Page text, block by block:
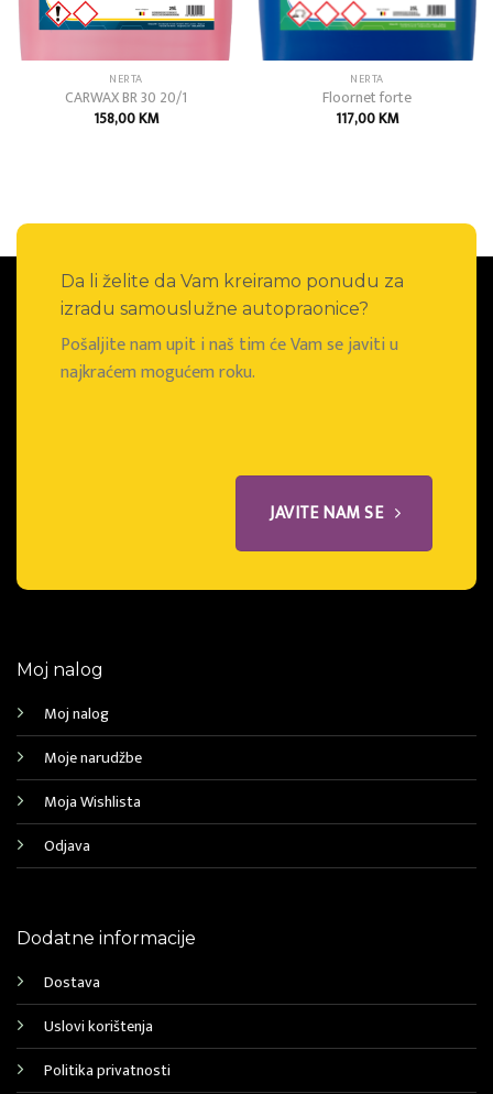
NERTA
CARWAX BR 30 20/1
158,00KM
NERTA
Floornet forte
117,00KM
Da li želite da Vam kreiramo ponudu za
izradu samouslužne autopraonice?
Pošaljite nam upit i naš tim će Vam se javiti u
najkraćem mogućem roku.
JAVITE NAM SE
Moj nalog
Moj nalog
Moje narudžbe
Moja Wishlista
Odjava
Dodatne informacije
Dostava
Uslovi korištenja
Politika privatnosti